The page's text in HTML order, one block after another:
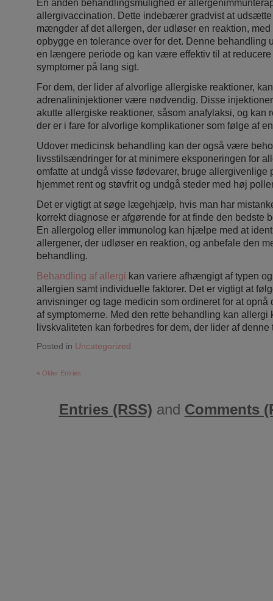
En anden behandlingsmulighed er
allergivaccination. Dette indebærer gradvist at udsætte
mængder af det allergen, der udløser en reaktion, med
opbygge en tolerance over for det. Denne behandling
en længere periode og kan være effektiv til at
symptomer på lang sigt.
For dem, der lider af alvorlige allergiske reaktioner,
adrenalininjektioner være nødvendig. Disse
akutte allergiske reaktioner, såsom anafylaksi, og kan
der er i fare for alvorlige komplikationer som følge af
Udover medicinsk behandling kan der også være
livsstilsændringer for at minimere eksponeringen for
omfatte at undgå visse fødevarer, bruge allergivenlige
hjemmet rent og støvfrit og undgå steder med høj
Det er vigtigt at søge lægehjælp, hvis man har
korrekt diagnose er afgørende for at finde den bedste
En allergolog eller immunolog kan hjælpe med at
allergener, der udløser en reaktion, og anbefale den
behandling.
Behandling af allergi kan variere afhængigt af typen
allergien samt individuelle faktorer. Det er vigtigt at
anvisninger og tage medicin som ordineret for at opnå
af symptomerne. Med den rette behandling kan allergi
livskvaliteten kan forbedres for dem, der lider af denne
Posted in Uncategorized
« Older Entries
Entries (RSS) and Comments